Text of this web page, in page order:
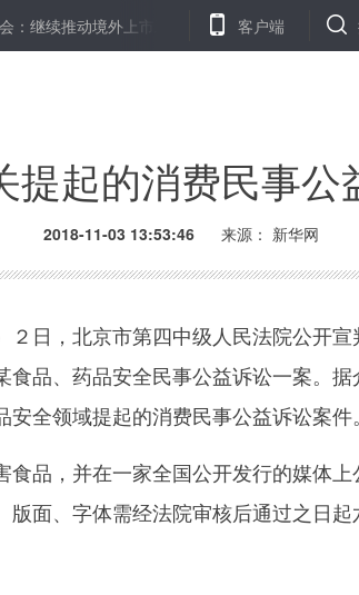
动境外上市工作更好服务实体经济 甘肃：道
客户端
提起的消费民事公
2018-11-03 13:53:46 来源： 新华网
日，北京市第四中级人民法院公开宣
品、药品安全民事公益诉讼一案。据
全领域提起的消费民事公益诉讼案件。
品，并在一家全国公开发行的媒体上
面、字体需经法院审核后通过之日起